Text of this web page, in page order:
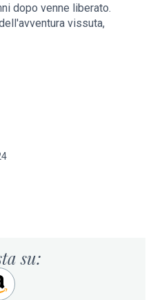
dopo venne liberato.
vissuta,
circonda guidata da una
primitiva. Un libro
tutto d'un fiato.
di illustrazioni, tutte
1557, presumibilmente
dello stesso Staden.
su: